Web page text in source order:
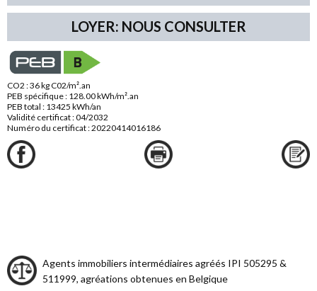
LOYER: NOUS CONSULTER
CO2 : 36 kg C02/m².an
PEB spécifique : 128.00 kWh/m².an
PEB total : 13425 kWh/an
Validité certificat : 04/2032
Numéro du certificat : 20220414016186
Agents immobiliers intermédiaires agréés IPI 505295 &
511999, agréations obtenues en Belgique